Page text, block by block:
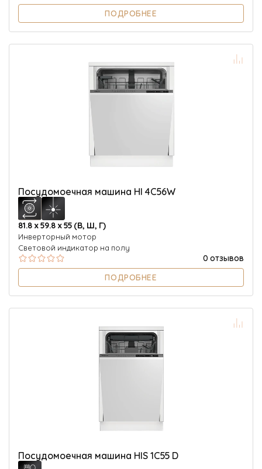
ПОДРОБНЕЕ
Посудомоечная машина HI 4C56W
81.8 х 59.8 х 55 (В, Ш, Г)
Инверторный мотор
Световой индикатор на полу
0 отзывов
ПОДРОБНЕЕ
Посудомоечная машина HIS 1C55 D